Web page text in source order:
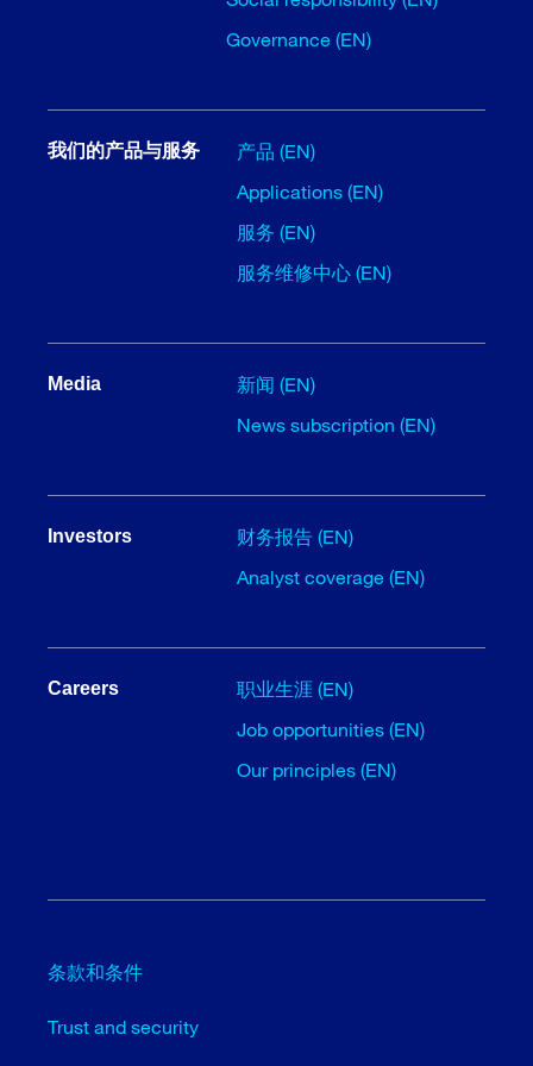
Governance (EN)
我们的产品与服务
产品 (EN)
Applications (EN)
服务 (EN)
服务维修中心 (EN)
Media
新闻 (EN)
News subscription (EN)
Investors
财务报告 (EN)
Analyst coverage (EN)
Careers
职业生涯 (EN)
Job opportunities (EN)
Our principles (EN)
条款和条件
Trust and security